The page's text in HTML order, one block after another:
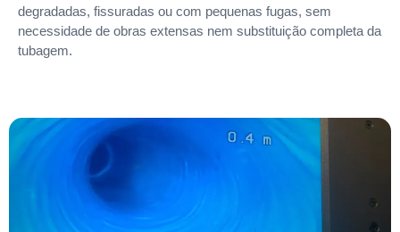
degradadas, fissuradas ou com pequenas fugas, sem
necessidade de obras extensas nem substituição completa da
tubagem.